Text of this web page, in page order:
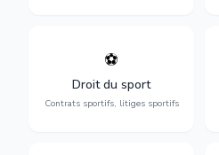
⚽
Droit du sport
Contrats sportifs, litiges sportifs
Expertise en droit sportif :
transferts, sponsoring et
contentieux.